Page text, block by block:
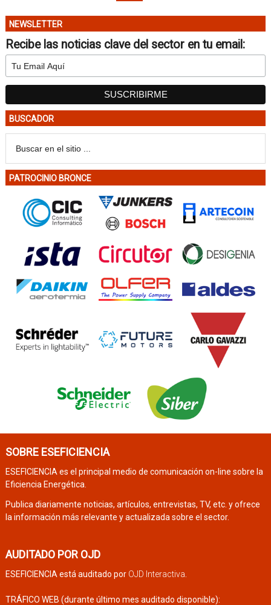
NEWSLETTER
Recibe las noticias clave del sector en tu email:
BUSCADOR
PATROCINIO BRONCE
SOBRE ESEFICIENCIA
ESEFICIENCIA es el principal medio de comunicación on-line sobre la
Eficiencia Energética.
Publica diariamente noticias, artículos, entrevistas, TV, etc. y ofrece
la información más relevante y actualizada sobre el sector.
AUDITADO POR OJD
ESEFICIENCIA está auditado por OJD Interactiva
TRÁFICO WEB (durante último mes auditado disponible):